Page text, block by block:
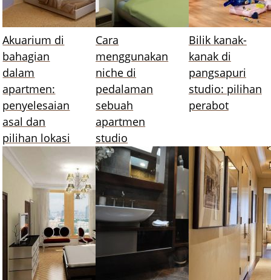
Akuarium di
bahagian
dalam
apartmen:
penyelesaian
asal dan
pilihan lokasi
Cara
menggunakan
niche di
pedalaman
sebuah
apartmen
studio
Bilik kanak-
kanak di
pangsapuri
studio: pilihan
perabot